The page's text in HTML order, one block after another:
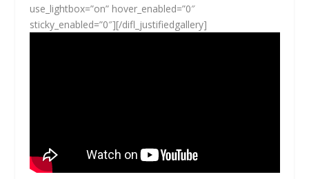
use_lightbox=”on” hover_enabled=”0″
sticky_enabled=”0″][/difl_justifiedgallery]